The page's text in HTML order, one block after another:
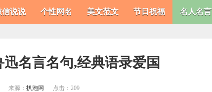
信说说 个性网名 美文范文 节日祝福 名人名言
名言名句,经典语录爱国
来源： 扒泡网 点击： 209